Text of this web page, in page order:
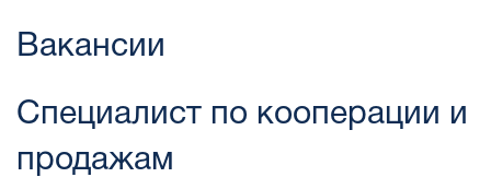
Вакансии
Специалист по кооперации и
продажам